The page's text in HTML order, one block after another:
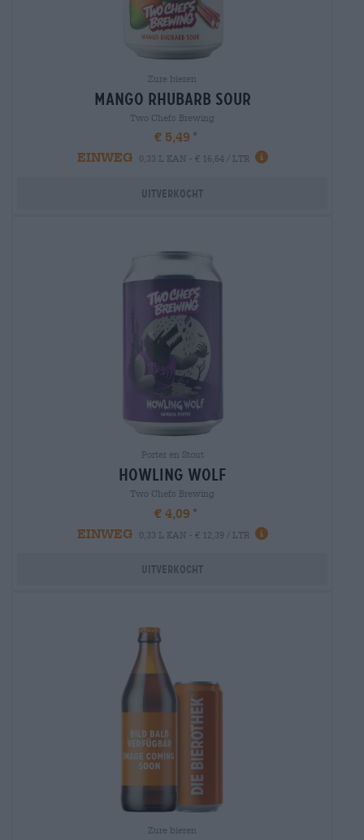
Zure bieren
mango rhubarb sour
Two Chefs Brewing
€ 5,49
EINWEG
0,33 L KAN - € 16,64 / LTR
Uitverkocht
Porter en Stout
howling wolf
Two Chefs Brewing
€ 4,09
EINWEG
0,33 L KAN - € 12,39 / LTR
Uitverkocht
Zure bieren